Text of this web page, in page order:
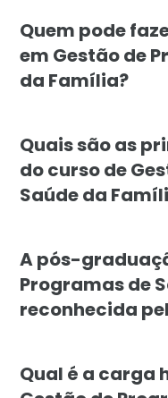
Quem pode
em Gestão de
da Família?
Quais são as
do curso de
Saúde da
A pós-
Programas de
reconhecida
Qual é a carga